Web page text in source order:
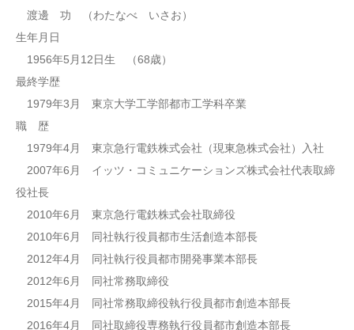
渡邊 功 （わたなべ いさお）
生年月日
1956年5月12日生 （68歳）
最終学歴
1979年3月 東京大学工学部都市工学科卒業
職 歴
1979年4月 東京急行電鉄株式会社（現東急株式会社）入社
2007年6月 イッツ・コミュニケーションズ株式会社代表取締
役社長
2010年6月 東京急行電鉄株式会社取締役
2010年6月 同社執行役員都市生活創造本部長
2012年4月 同社執行役員都市開発事業本部長
2012年6月 同社常務取締役
2015年4月 同社常務取締役執行役員都市創造本部長
2016年4月 同社取締役専務執行役員都市創造本部長